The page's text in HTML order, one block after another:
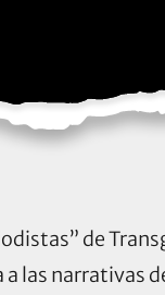
de
las narrativas